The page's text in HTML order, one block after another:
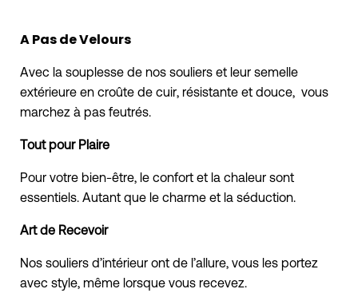
A Pas de Velours
Avec la souplesse de nos souliers et leur semelle
extérieure en croûte de cuir, résistante et douce, vous
marchez à pas feutrés.
Tout pour Plaire
Pour votre bien-être, le confort et la chaleur sont
essentiels. Autant que le charme et la séduction.
Art de Recevoir
Nos souliers d’intérieur ont de l’allure, vous les portez
avec style, même lorsque vous recevez.